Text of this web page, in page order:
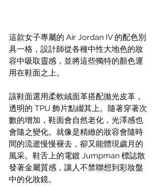
這款女子專屬的 Air Jordan IV 的配色別
具一格，設計師從各種中性大地色的妝
容中吸取靈感，並將這些獨特的顏色運
用在鞋面之上。
該鞋面選用柔軟絨面革搭配拋光皮革，
透明的 TPU 飾片點綴其上。隨著穿著次
數的增加，鞋面會自然老化，光澤感也
會隨之變化。就像是精緻的妝容會隨時
間的流逝慢慢褪去，卻又能體現歲月的
風采。鞋舌上的電鍍 Jumpman 標誌散
發著金屬質感，讓人不禁聯想到彩妝盤
中的化妝鏡。